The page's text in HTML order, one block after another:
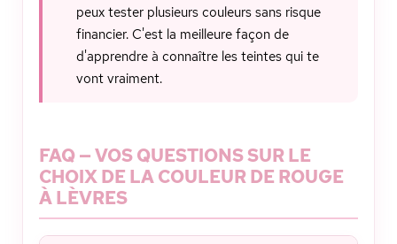
peux tester plusieurs couleurs sans risque
financier. C'est la meilleure façon de
d'apprendre à connaître les teintes qui te
vont vraiment.
FAQ — VOS QUESTIONS SUR LE
CHOIX DE LA COULEUR DE ROUGE
À LÈVRES